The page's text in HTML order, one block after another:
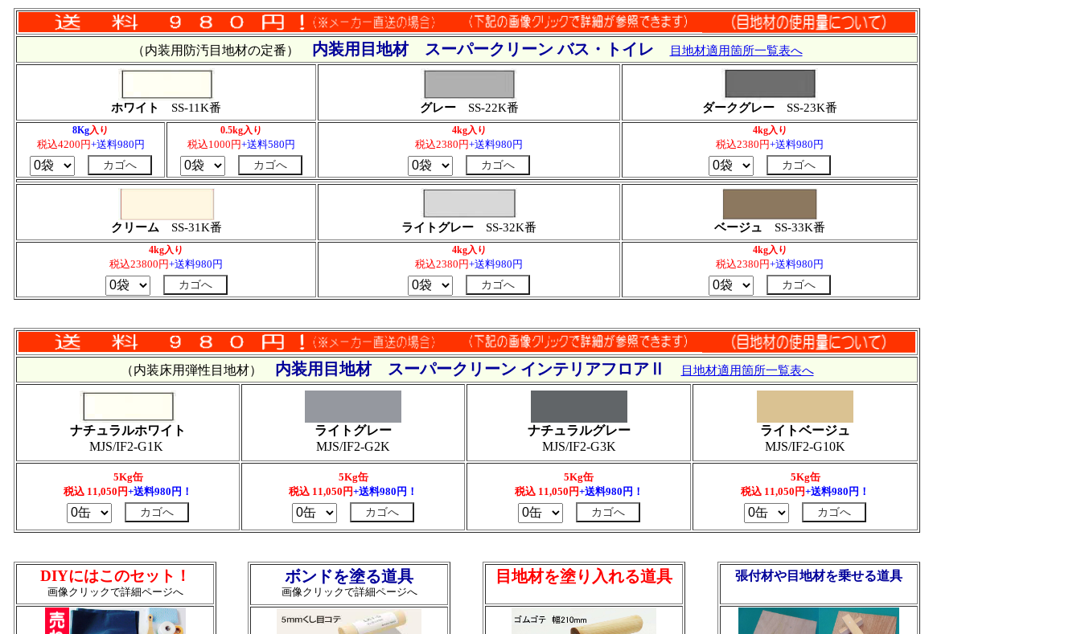
（内装床用弾性目地材） 内装用目地材 スーパークリーン インテリアフロアⅡ 目地材適用箇所一覧表へ
ナチュラルホワイト
MJS/IF2-G1K
ライトグレー
MJS/IF2-G2K
ナチュラルグレー
MJS/IF2-G3K
ライトベージュ
MJS/IF2-G10K
5Kg缶
税込 11,050円+送料980円！
5Kg缶
税込 11,050 円+送料980円！
5Kg缶
税込 11,050 円+送料980円！
5Kg缶
税込 11,050 円+送料980円！
目地材を塗り入れる道具 張付材や目地材を乗せる道具
DIYにはこのセット！
画像クリックで詳細ページへ
ボンドを塗る道具
画像クリックで詳細ページへ
（内装用防汚目地材の定番） 内装用目地材 スーパークリーン バス・トイレ 目地材適用箇所一覧表へ
ホワイト SS-11K番 グレーSS-22K番 ダークグレー SS-23K番
8Kg入り
税込4200円+送料980円
0.5kg入り
税込1000円+送料580円
4kg入り
税込2380円+送料980円
4kg入り
税込2380円+送料980円
クリーム SS-31K番 ライトグレー SS-32K番 ベージュ SS-33K番
4kg入り
税込23800円+送料980円
4kg入り
税込2380円+送料980円
4kg入り
税込2380円+送料980円